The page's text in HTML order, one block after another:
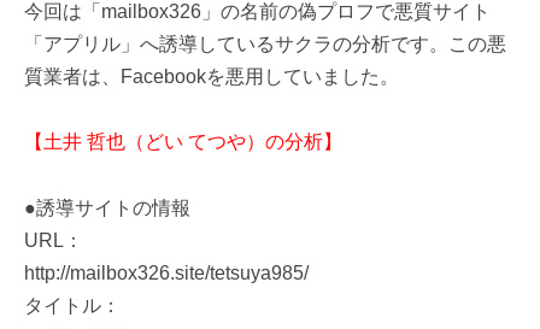
今回は「mailbox326」の名前の偽プロフで悪質サイト
「アプリル」へ誘導しているサクラの分析です。この悪
質業者は、Facebookを悪用していました。
【土井 哲也（どい てつや）の分析】
●誘導サイトの情報
URL：
http://mailbox326.site/tetsuya985/
タイトル：